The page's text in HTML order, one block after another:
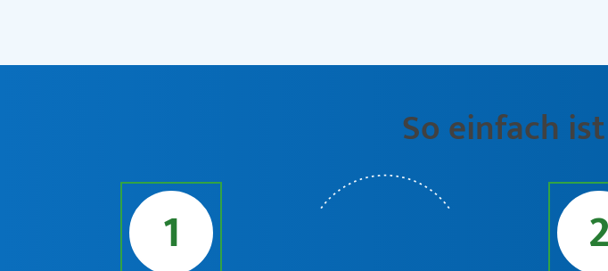
So einfach
1 2